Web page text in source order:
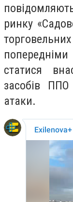
ринку
статися
засобів
атаки.